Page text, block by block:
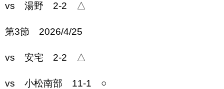
vs 湯野 2-2 △
第3節 2026/4/25
vs 安宅 2-2 △
vs 小松南部 11-1 ○